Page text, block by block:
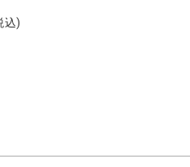
がある中、とにかく安心して飲め
とって何が大切か、それは人そ
るものを続けていけたらいいです
込)